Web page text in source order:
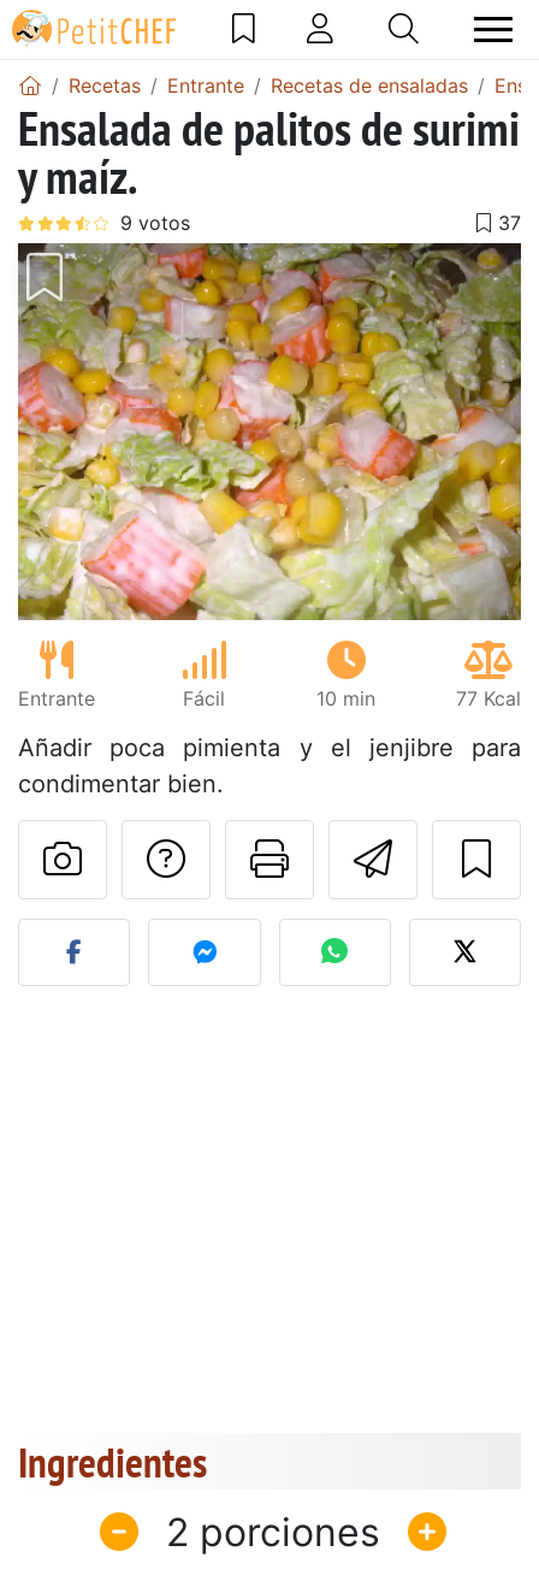
Recetas Entrante Recetas de ensaladas
Ensalada de palitos de surimi
y maíz.
Entrante Fácil 10 min 77 Kcal
Añadir poca pimienta y el jenjibre para
condimentar bien.
Imprimir
Preguntar al autor
Publicar la foto de esta
Ingredientes
2